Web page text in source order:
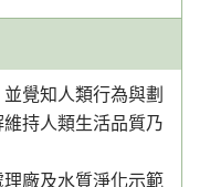
覺知人類行為與劃
持人類生活品質乃
廠及水質淨化示範